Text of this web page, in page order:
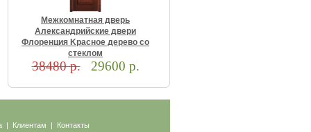
Meжкoмнaтнaя двepь
Aлeкcaндpийcкиe двepи
Флopeнция Kpacнoe дepeвo co
cтeклoм
38480 р. 29600 р.
| Клиентам | Контакты